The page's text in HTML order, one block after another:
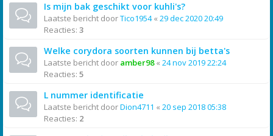
Is mijn bak geschikt voor kuhli's?
Laatste bericht doorTico1954« 29 dec 2020 20:49
Reacties: 3
Welke corydora soorten kunnen bij betta's
Laatste bericht door amber98« 24 nov 2019 22:24
Reacties: 5
L nummer identificatie
Laatste bericht doorDion4711 « 20 sep 2018 05:38
Reacties: 2